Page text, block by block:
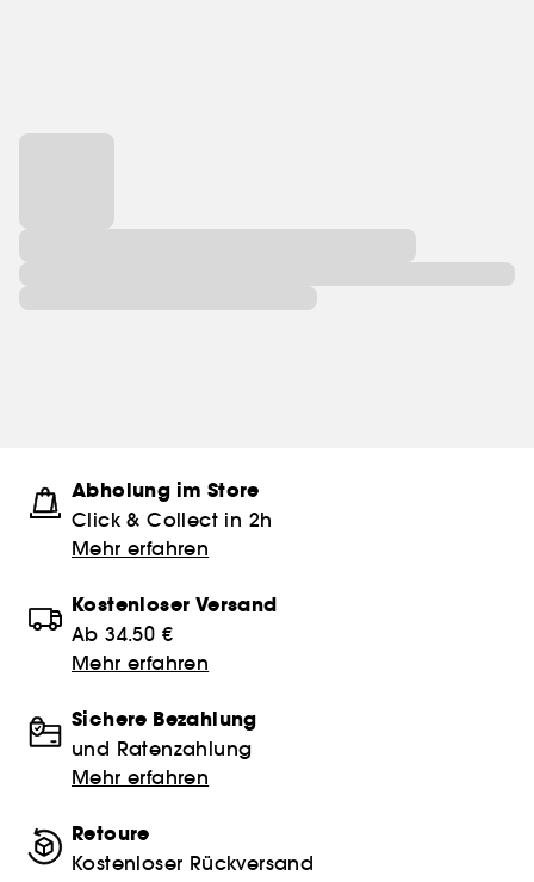
Abholung im Store
Click & Collect in 2h
Mehr erfahren
Kostenloser Versand
Ab 34.50 €
Mehr erfahren
Sichere Bezahlung
und Ratenzahlung
Mehr erfahren
Retoure
Kostenloser Rückversand